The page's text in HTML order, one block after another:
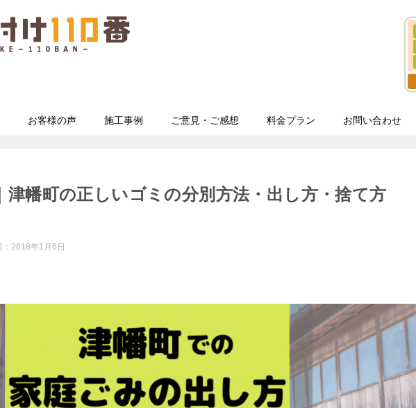
お客様の声 施工事例 ご意見・ご感想 料金プラン お問い合わせ
津幡町の正しいゴミの分別方法・出し方・捨て方
2018年1月6日